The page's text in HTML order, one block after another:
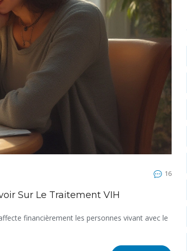
16
Sur Le Traitement VIH
financièrement les personnes vivant avec le